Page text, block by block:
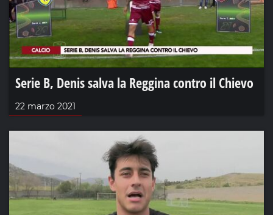
Serie B, Denis salva la Reggina contro il Chievo
22 marzo 2021